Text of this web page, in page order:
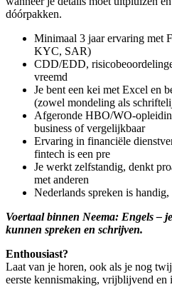
dóórpakken.
Minimaal 3 jaar ervaring met
KYC, SAR)
CDD/EDD,
vreemd
Je bent een kei met Excel en
(zowel mondeling als
Afgeronde HBO/WO-
business of vergelijkbaar
Ervaring in financiële
fintech is een pre
Je werkt zelfstandig, denkt
met anderen
Nederlands spreken is handig,
Voertaal binnen Neema: Engels –
kunnen spreken en schrijven.
Enthousiast?
Laat van je horen, ook als je nog
eerste kennismaking, vrijblijvend en